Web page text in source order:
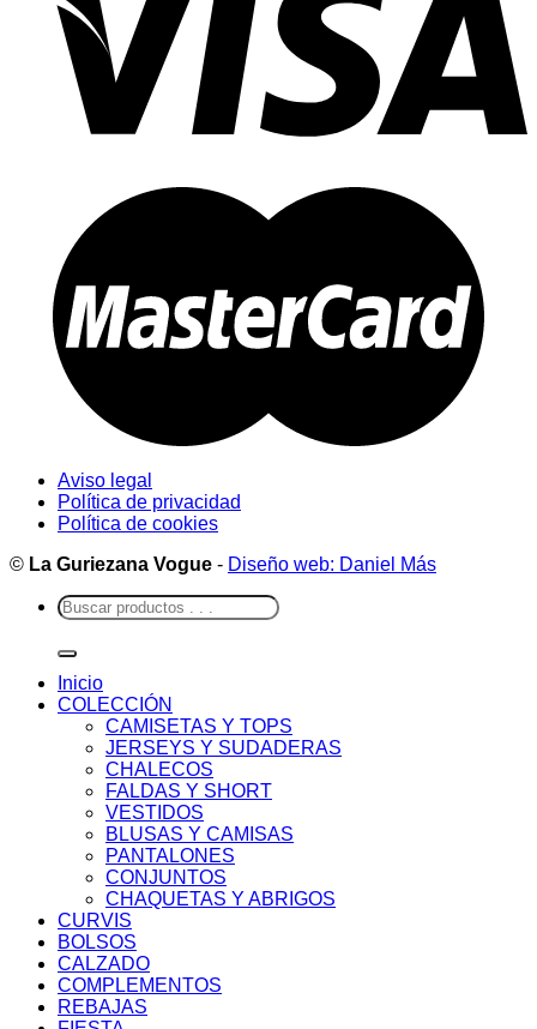
Aviso legal
Política de privacidad
Política de cookies
© La Guriezana Vogue - Diseño web: Daniel Más
Buscar
por:
Inicio
COLECCIÓN
CAMISETAS Y TOPS
JERSEYS Y SUDADERAS
CHALECOS
FALDAS Y SHORT
VESTIDOS
BLUSAS Y CAMISAS
PANTALONES
CONJUNTOS
CHAQUETAS Y ABRIGOS
CURVIS
BOLSOS
CALZADO
COMPLEMENTOS
REBAJAS